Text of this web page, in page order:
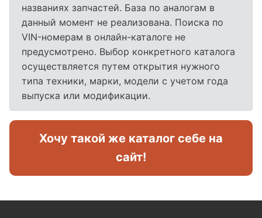
названиях запчастей. База по аналогам в
данный момент не реализована. Поиска по
VIN-номерам в онлайн-каталоге не
предусмотрено. Выбор конкретного каталога
осуществляется путем открытия нужного
типа техники, марки, модели с учетом года
выпуска или модификации.
Хочу такой же каталог себе на
сайт!